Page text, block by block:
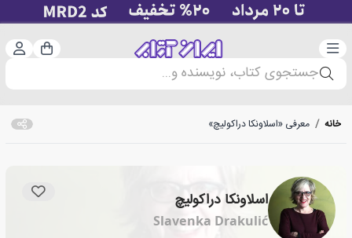
دسته‌بندی سبد
جستجوی کتاب، نویسنده و...
خانه / معرفی «اسلاونکا دراکولیچ»
اسلاونکا دراکولیچ
Slavenka Drakulić